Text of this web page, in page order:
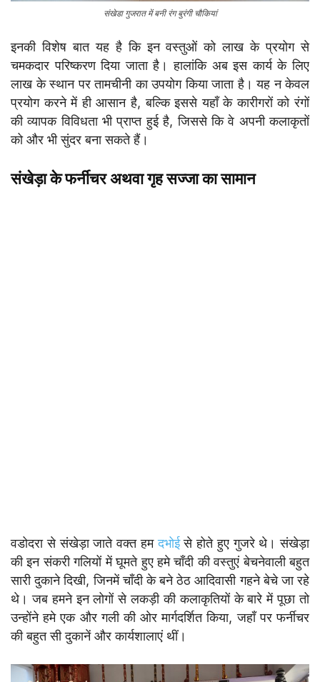
संखेडा गुजरात में बनी रंग बुरंगी चौकियां
इनकी विशेष बात यह है कि इन वस्तुओं को लाख के प्रयोग से
चमकदार परिष्करण दिया जाता है। हालांकि अब इस कार्य के लिए
लाख के स्थान पर तामचीनी का उपयोग किया जाता है। यह न केवल
प्रयोग करने में ही आसान है, बल्कि इससे यहाँ के कारीगरों को रंगों
की व्यापक विविधता भी प्राप्त हुई है, जिससे कि वे अपनी कलाकृतों
को और भी सुंदर बना सकते हैं।
संखेड़ा के फर्नीचर अथवा गृह सज्जा का सामान
वडोदरा से संखेड़ा जाते वक्त हमदभोईसे होते हुए गुजरे थे। संखेड़ा
की इन संकरी गलियों में घूमते हुए हमे चाँदी की वस्तुएं बेचनेवाली बहुत
सारी दुकाने दिखी, जिनमें चाँदी के बने ठेठ आदिवासी गहने बेचे जा रहे
थे। जब हमने इन लोगों से लकड़ी की कलाकृतियों के बारे में पूछा तो
उन्होंने हमे एक और गली की ओर मार्गदर्शित किया, जहाँ पर फर्नीचर
की बहुत सी दुकानें और कार्यशालाएं थीं।